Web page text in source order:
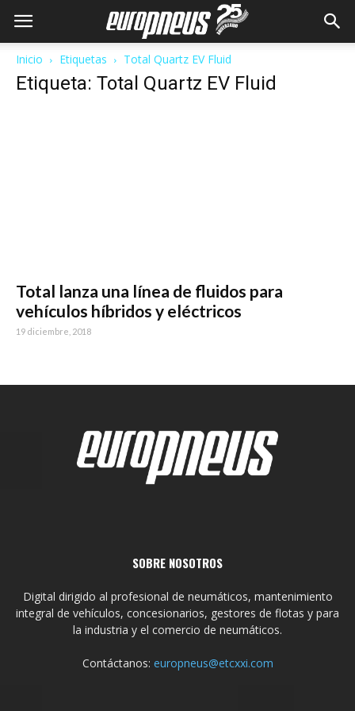
Inicio Etiquetas Total Quartz EV Fluid
Etiqueta: Total Quartz EV Fluid
Total lanza una línea de fluidos para
vehículos híbridos y eléctricos
19 diciembre, 2018
SOBRE NOSOTROS
Digital dirigido al profesional de neumáticos, mantenimiento
integral de vehículos, concesionarios, gestores de flotas y para
la industria y el comercio de neumáticos.
Contáctanos: europneus@etcxxi.com